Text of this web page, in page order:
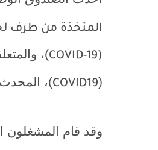
المتخذة من طرف
(
COVID-19)،
(
COVID19)،
وقد قام المشغلون